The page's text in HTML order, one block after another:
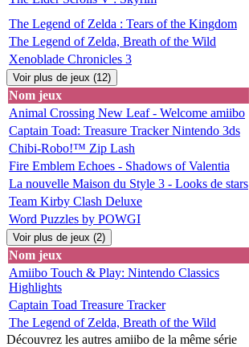
The Legend of Zelda : Tears of the Kingdom
The Legend of Zelda, Breath of the Wild
Xenoblade Chronicles 3
Voir plus de jeux (12)
Nom jeux
Animal Crossing New Leaf - Welcome amiibo
Captain Toad: Treasure Tracker Nintendo 3ds
Chibi-Robo!™ Zip Lash
Fire Emblem Echoes - Shadows of Valentia
La nouvelle Maison du Style 3 - Looks de stars
Team Kirby Clash Deluxe
Word Puzzles by POWGI
Voir plus de jeux (2)
Nom jeux
Amiibo Touch & Play: Nintendo Classics
Highlights
Captain Toad Treasure Tracker
The Legend of Zelda, Breath of the Wild
Découvrez les autres amiibo de la même série